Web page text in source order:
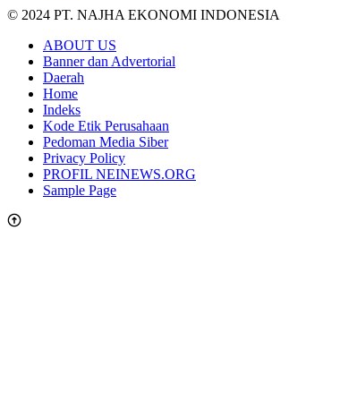
© 2024 PT. NAJHA EKONOMI INDONESIA
ABOUT US
Banner dan Advertorial
Daerah
Home
Indeks
Kode Etik Perusahaan
Pedoman Media Siber
Privacy Policy
PROFIL NEINEWS.ORG
Sample Page